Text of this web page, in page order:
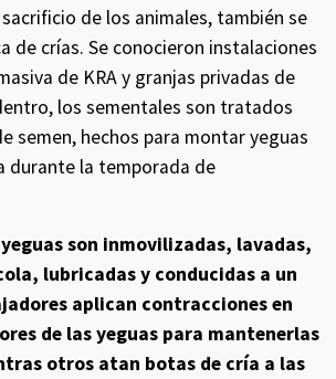
de los animales, también se
de crías. Se conocieron instalaciones
de KRA y granjas privadas de
los sementales son tratados
semen, hechos para montar yeguas
durante la temporada de
son inmovilizadas, lavadas,
lubricadas y conducidas a un
aplican contracciones en
de las yeguas para mantenerlas
otros atan botas de cría a las